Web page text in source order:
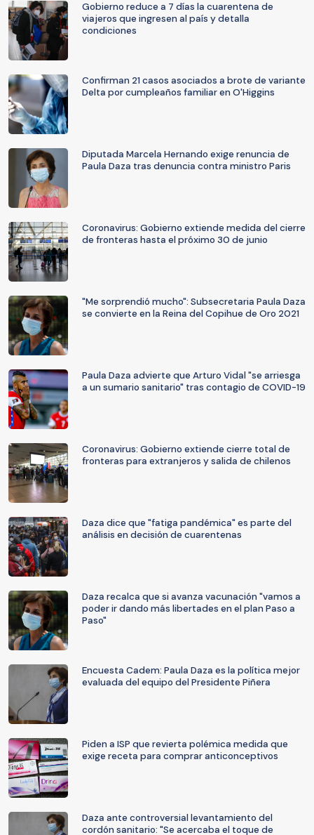
Gobierno reduce a 7 días la cuarentena de
viajeros que ingresen al país y detalla
condiciones
Confirman 21 casos asociados a brote de variante
Delta por cumpleaños familiar en O'Higgins
Diputada Marcela Hernando exige renuncia de
Paula Daza tras denuncia contra ministro Paris
Coronavirus: Gobierno extiende medida del cierre
de fronteras hasta el próximo 30 de junio
"Me sorprendió mucho": Subsecretaria Paula Daza
se convierte en la Reina del Copihue de Oro 2021
Paula Daza advierte que Arturo Vidal "se arriesga
a un sumario sanitario" tras contagio de COVID-19
Coronavirus: Gobierno extiende cierre total de
fronteras para extranjeros y salida de chilenos
Daza dice que "fatiga pandémica" es parte del
análisis en decisión de cuarentenas
Daza recalca que si avanza vacunación "vamos a
poder ir dando más libertades en el plan Paso a
Paso"
Encuesta Cadem: Paula Daza es la política mejor
evaluada del equipo del Presidente Piñera
Piden a ISP que revierta polémica medida que
exige receta para comprar anticonceptivos
Daza ante controversial levantamiento del
cordón sanitario: "Se acercaba el toque de